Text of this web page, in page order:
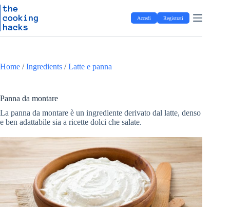
S
t
c
t
n
u
o
Salta
al
contenuto
Accedi Registrati
Home /Ingredients /Latte e panna
Panna da montare
La panna da montare è un ingrediente derivato dal latte, denso
e ben adattabile sia a ricette dolci che salate.